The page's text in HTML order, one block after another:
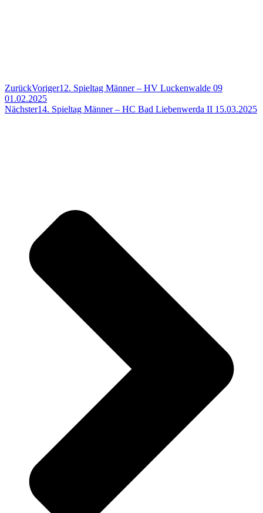
ZurückVoriger12. Spieltag Männer – HV Luckenwalde 09
01.02.2025
Nächster14. Spieltag Männer – HC Bad Liebenwerda II 15.03.2025